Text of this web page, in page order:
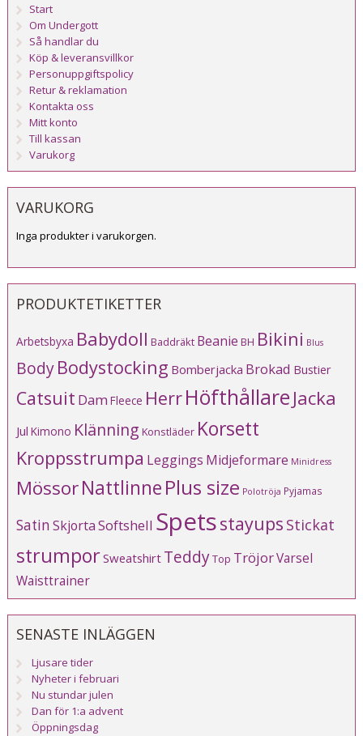
Start
Om Undergott
Så handlar du
Köp & leveransvillkor
Personuppgiftspolicy
Retur & reklamation
Kontakta oss
Mitt konto
Till kassan
Varukorg
VARUKORG
Inga produkter i varukorgen.
PRODUKTETIKETTER
Arbetsbyxa Babydoll Baddräkt Beanie BH Bikini Blus
BodyBodystocking Bomberjacka Brokad Bustier
Catsuit Dam Fleece HerrHöfthållare Jacka
Jul Kimono Klänning Konstläder Korsett
Kroppsstrumpa Leggings Midjeformare Minidress
MössorNattlinnePlus size Polotröja Pyjamas
SatinSkjortaSoftshell Spetsstayups Stickat
strumporSweatshirt TeddyTop TröjorVarsel
Waisttrainer
SENASTE INLÄGGEN
Ljusare tider
Nyheter i februari
Nu stundar julen
Dan för 1:a advent
Öppningsdag